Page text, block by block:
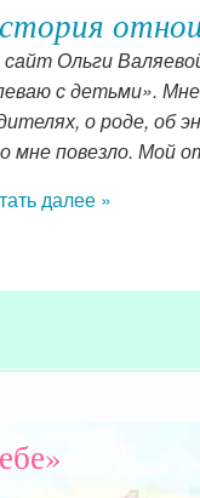
Ольги
с детьми».
о роде, об
мне повезло. Мой
далее »